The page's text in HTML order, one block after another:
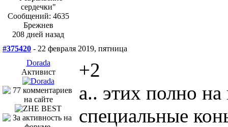
Сообщений: 4635
Брежнев
208 дней назад
#375420 - 22 февраля 2019, пятница
Dorada
Активист
+2
а.. этих полно
специальные